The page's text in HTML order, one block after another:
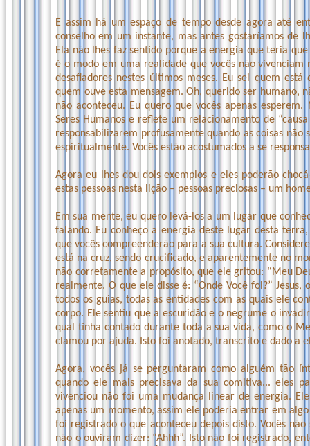
E assim há um espaço de tempo desde agora até
conselho em um instante, mas antes gostaríamos de
Ela não lhes faz sentido porque a energia que teria
é o modo em uma realidade que vocês não vivenciam
desafiadores nestes últimos meses. Eu sei quem
quem ouve esta mensagem. Oh, querido ser humano,
não aconteceu. Eu quero que vocês apenas
Seres Humanos e reflete um relacionamento de
responsabilizarem profusamente quando as coisas
espiritualmente. Vocês estão acostumados a se
Agora eu lhes dou dois exemplos e eles poderão
estas pessoas nesta lição – pessoas preciosas – um
Em sua mente, eu quero levá-los a um lugar que
falando. Eu conheço a energia deste lugar desta
que vocês compreenderão para a sua cultura.
está na cruz, sendo crucificado, e aparentemente no
não corretamente a propósito, que ele gritou: “Meu
realmente. O que ele disse é: “Onde Você foi?”
todos os guias, todas as entidades com as quais ele
corpo. Ele sentiu que a escuridão e o negrume o
qual tinha contado durante toda a sua vida, como o
clamou por ajuda. Isto foi anotado, transcrito e dado a
Agora, vocês já se perguntaram como alguém tão
quando ele mais precisava da sua comitiva... eles
vivenciou não foi uma mudança linear de energia.
apenas um momento, assim ele poderia entrar em
foi registrado o que aconteceu depois disto. Vocês
não o ouviram dizer: “Ahhh”. Isto não foi registrado,